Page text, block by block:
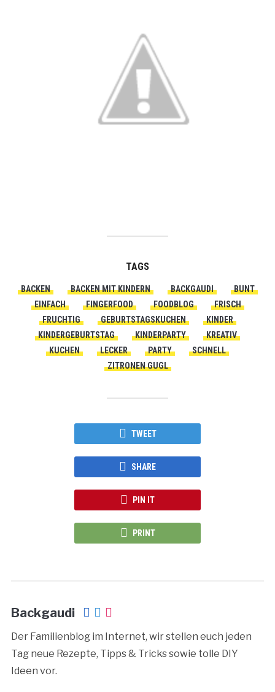
TAGS
BACKEN BACKEN MIT KINDERN BACKGAUDI
BUNT
EINFACH
FINGERFOOD FOODBLOG
FRISCH
FRUCHTIG
GEBURTSTAGSKUCHEN
KINDER
KINDERGEBURTSTAG
KINDERPARTY
KREATIV
KUCHEN
LECKER PARTY
SCHNELL
ZITRONEN GUGL
TWEET
SHARE
PIN IT
PRINT
Backgaudi
Der Familienblog im Internet, wir stellen euch jeden
Tag neue Rezepte, Tipps & Tricks sowie tolle DIY
Ideen vor.